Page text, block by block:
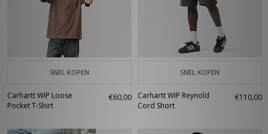
SNEL KOPEN
Carhartt WIP Loose
Pocket T-Shirt
€60,00
SNEL KOPEN
Carhartt WIP Reynold
Cord Short
€110,00